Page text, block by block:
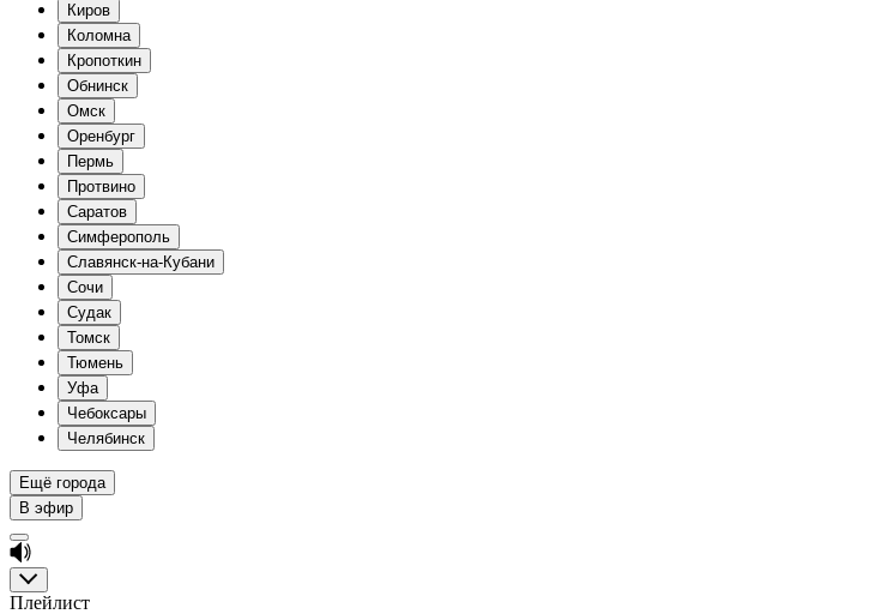
Киров
Коломна
Кропоткин
Обнинск
Омск
Оренбург
Пермь
Протвино
Саратов
Симферополь
Славянск-на-Кубани
Сочи
Судак
Томск
Тюмень
Уфа
Чебоксары
Челябинск
Ещё города
В эфир
Плейлист